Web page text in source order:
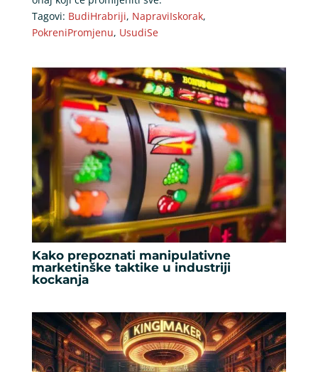
Tagovi: BudiHrabriji, NapraviIskorak,
PokreniPromjenu, UsudiSe
Kako prepoznati manipulativne
marketinške taktike u industriji
kockanja